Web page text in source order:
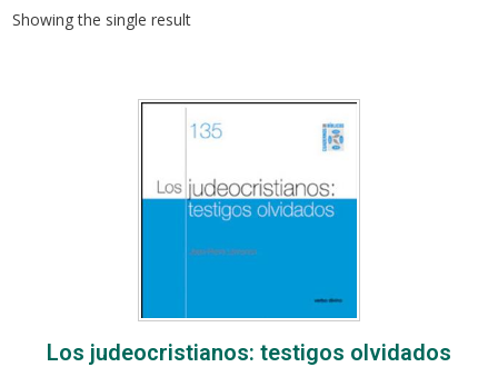
Showing the single result
Los judeocristianos: testigos olvidados